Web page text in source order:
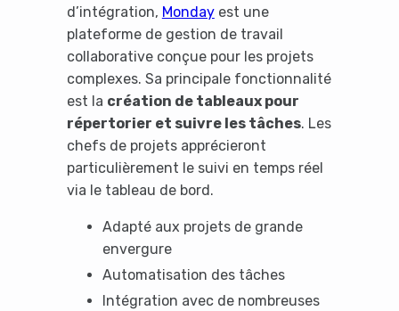
d’intégration, Mondayest une
plateforme de gestion de travail
collaborative conçue pour les projets
complexes. Sa principale fonctionnalité
est la création de tableaux pour
répertorier et suivre les tâches. Les
chefs de projets apprécieront
particulièrement le suivi en temps réel
via le tableau de bord.
Adapté aux projets de grande
envergure
Automatisation des tâches
Intégration avec de nombreuses